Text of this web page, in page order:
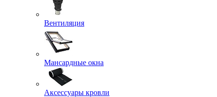
Вентиляция
Мансардные окна
Аксессуары кровли